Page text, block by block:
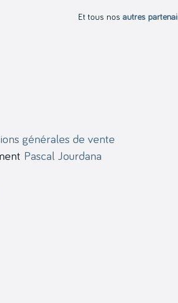
Et tous nosautres
générales de vente
Pascal Jourdana